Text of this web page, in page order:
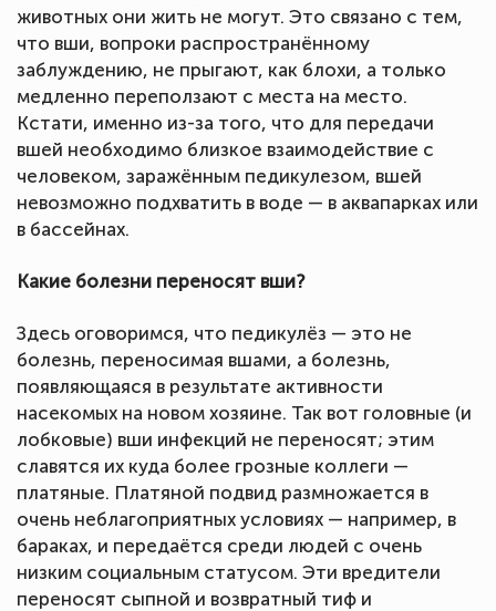
животных они жить не могут. Это связано с тем,
что вши, вопроки распространённому
заблуждению, не прыгают, как блохи, а только
медленно переползают с места на место.
Кстати, именно из-за того, что для передачи
вшей необходимо близкое взаимодействие с
человеком, заражённым педикулезом, вшей
невозможно подхватить в воде — в аквапарках или
в бассейнах.
Какие болезни переносят вши?
Здесь оговоримся, что педикулёз — это не
болезнь, переносимая вшами, а болезнь,
появляющаяся в результате активности
насекомых на новом хозяине. Так вот головные (и
лобковые) вши инфекций не переносят; этим
славятся их куда более грозные коллеги —
платяные. Платяной подвид размножается в
очень неблагоприятных условиях — например, в
бараках, и передаётся среди людей с очень
низким социальным статусом. Эти вредители
переносят сыпной и возвратный тиф и